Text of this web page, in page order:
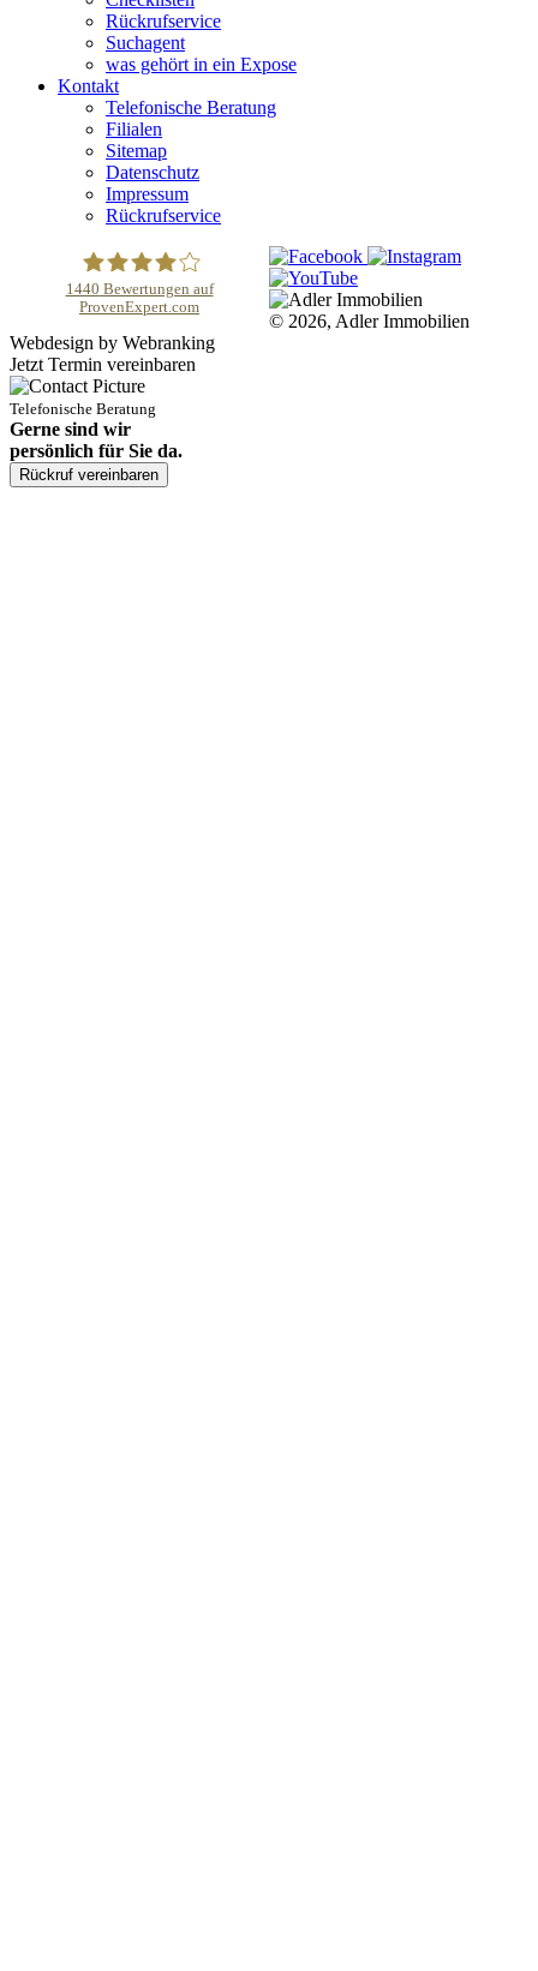
Rückrufservice
Suchagent
was gehört in ein Expose
Kontakt
Telefonische Beratung
Filialen
Sitemap
Datenschutz
Impressum
Rückrufservice
Adler Immobilien
1440 Bewertungen auf
ProvenExpert.com
© 2026, Adler Immobilien
Webdesign by Webranking
Jetzt Termin vereinbaren
Telefonische Beratung
Gerne sind wir
persönlich für Sie da.